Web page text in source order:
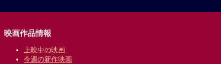
映画作品情報
上映中の映画
今週の新作映画